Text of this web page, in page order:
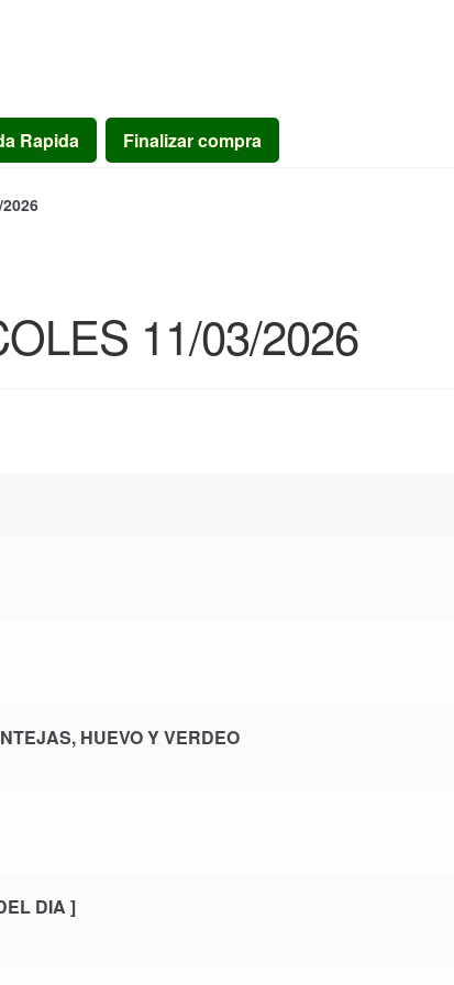
Rapida Finalizar compra
11/03/2026
HUEVO Y VERDEO
DIA ]